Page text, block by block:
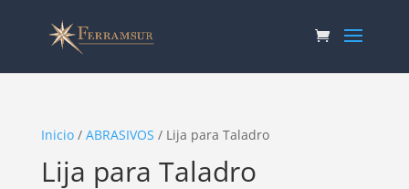
Inicio/ ABRASIVOS / Lija para Taladro
Lija para Taladro